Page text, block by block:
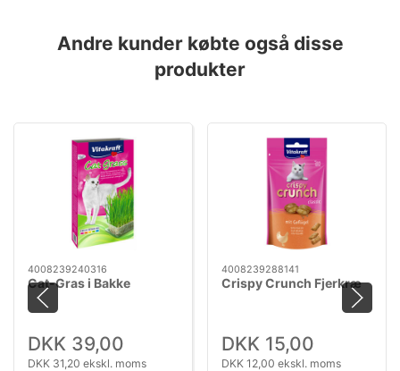
Andre kunder købte også disse
produkter
4008239240316
Cat-Gras i Bakke
DKK 39,00
DKK 31,20 ekskl. moms
4008239288141
Crispy Crunch Fjerkræ
DKK 15,00
DKK 12,00 ekskl. moms